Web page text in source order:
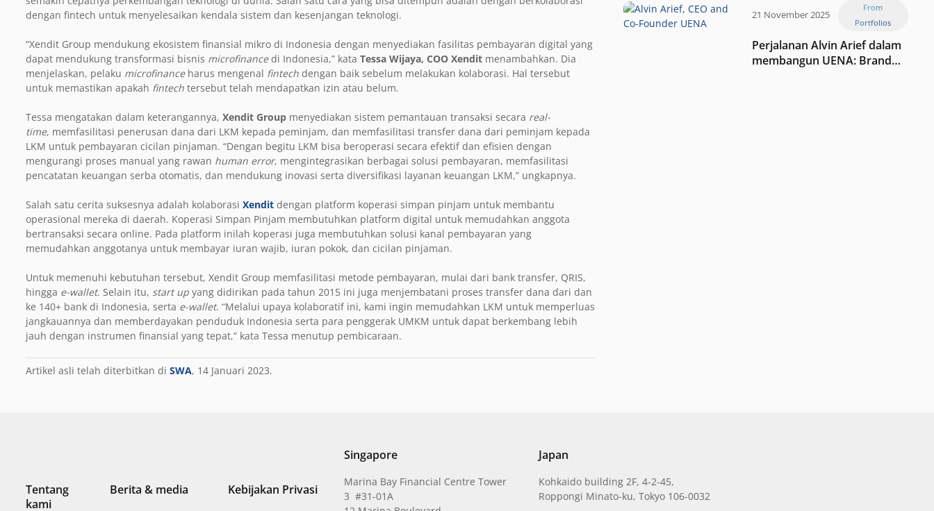
dengan fintech untuk menyelesaikan kendala sistem dan kesenjangan teknologi.
“Xendit Group mendukung ekosistem finansial mikro di Indonesia dengan menyediakan fasilitas pembayaran digital yang
dapat mendukung transformasi bisnis microfinancedi Indonesia,” kata Tessa Wijaya, COO Xendit menambahkan. Dia
menjelaskan, pelaku microfinanceharus mengenal fintech dengan baik sebelum melakukan kolaborasi. Hal tersebut
untuk memastikan apakah fintech tersebut telah mendapatkan izin atau belum.
Tessa mengatakan dalam keterangannya, Xendit Group menyediakan sistem pemantauan transaksi secara real-
time, memfasilitasi penerusan dana dari LKM kepada peminjam, dan memfasilitasi transfer dana dari peminjam kepada
LKM untuk pembayaran cicilan pinjaman. “Dengan begitu LKM bisa beroperasi secara efektif dan efisien dengan
mengurangi proses manual yang rawan human error, mengintegrasikan berbagai solusi pembayaran, memfasilitasi
pencatatan keuangan serba otomatis, dan mendukung inovasi serta diversifikasi layanan keuangan LKM,” ungkapnya.
Salah satu cerita suksesnya adalah kolaborasi Xendit dengan platform koperasi simpan pinjam untuk membantu
operasional mereka di daerah. Koperasi Simpan Pinjam membutuhkan platform digital untuk memudahkan anggota
bertransaksi secara online. Pada platform inilah koperasi juga membutuhkan solusi kanal pembayaran yang
memudahkan anggotanya untuk membayar iuran wajib, iuran pokok, dan cicilan pinjaman.
Untuk memenuhi kebutuhan tersebut, Xendit Group memfasilitasi metode pembayaran, mulai dari bank transfer, QRIS,
hingga e-wallet. Selain itu, start up yang didirikan pada tahun 2015 ini juga menjembatani proses transfer dana dari dan
ke 140+ bank di Indonesia, serta e-wallet. “Melalui upaya kolaboratif ini, kami ingin memudahkan LKM untuk memperluas
jangkauannya dan memberdayakan penduduk Indonesia serta para penggerak UMKM untuk dapat berkembang lebih
jauh dengan instrumen finansial yang tepat,” kata Tessa menutup pembicaraan.
Artikel asli telah diterbitkan di SWA, 14 Januari 2023.
perdagangan
21 November 2025
From
Portfolios
Perjalanan Alvin Arief dalam
membangun UENA : Brand
Tentang
kami
Berita & media Kebijakan Privasi
Singapore
Marina Bay Financial Centre Tower
3 #31-01A
Japan
Kohkaido building 2F, 4-2-45,
Roppongi Minato-ku, Tokyo 106-0032